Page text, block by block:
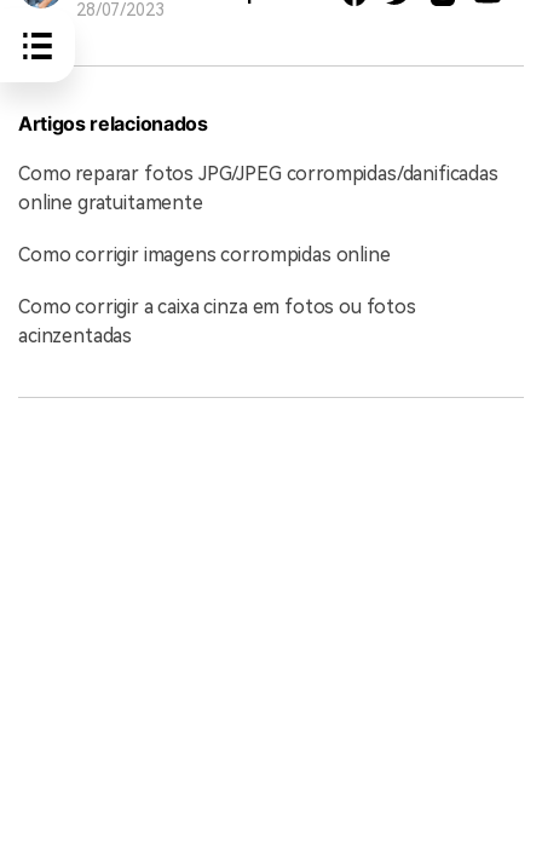
28/07/2023
Artigos relacionados
Como reparar fotos JPG/JPEG corrompidas/danificadas
online gratuitamente
Como corrigir imagens corrompidas online
Como corrigir a caixa cinza em fotos ou fotos
acinzentadas